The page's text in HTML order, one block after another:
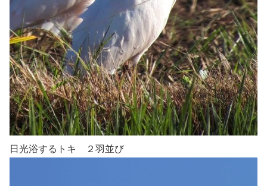
日光浴するトキ ２羽並び